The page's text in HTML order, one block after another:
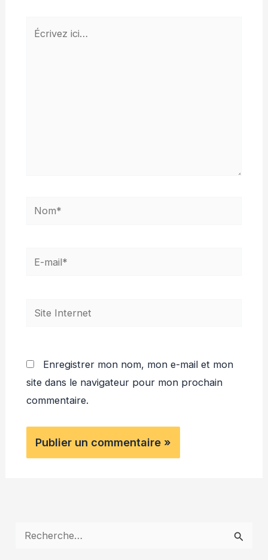
Écrivez
Nom*
E-
Site
Enregistrer mon nom, mon e-mail et mon
site dans le navigateur pour mon prochain
commentaire.